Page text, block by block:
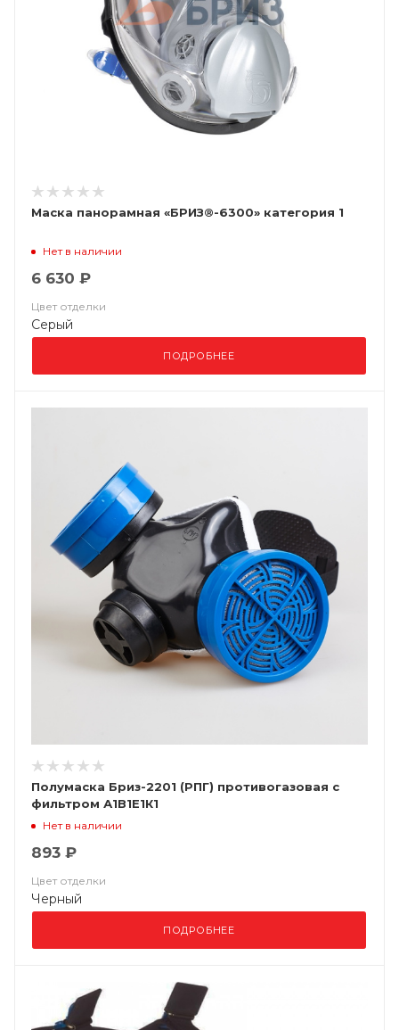
Маска панорамная «БРИЗ®-6300» категория 1
Нет в наличии
6 630 ₽
Цвет отделки
Серый
ПОДРОБНЕЕ
Полумаска Бриз-2201 (РПГ) противогазовая с
фильтром А1В1Е1К1
Нет в наличии
893 ₽
Цвет отделки
Черный
ПОДРОБНЕЕ